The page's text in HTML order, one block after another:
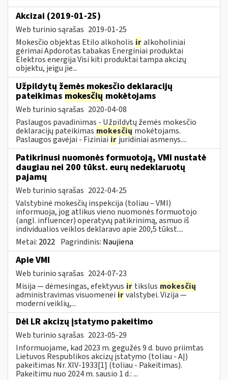
Akcizai (2019-01-25)
Web turinio sąrašas 2019-01-25
Mokesčio objektas Etilo alkoholis iralkoholiniai
gėrimai Apdorotas tabakas Energiniai produktai
Elektros energija Visi kiti produktai tampa akcizų
objektu, jeigu jie...
Užpildytų žemės mokesčio deklaracijų
pateikimas mokesčių mokėtojams
Web turinio sąrašas 2020-04-08
Paslaugos pavadinimas - Užpildytų žemės mokesčio
deklaracijų pateikimas mokesčių mokėtojams.
Paslaugos gavėjai - Fiziniaiirjuridiniai asmenys....
Patikrinusi nuomonės formuotoją, VMI nustatė
daugiau nei 200 tūkst. eurų nedeklaruotų
pajamų
Web turinio sąrašas 2022-04-25
Valstybinė mokesčių inspekcija (toliau – VMI)
informuoja, jog atlikus vieno nuomonės formuotojo
(angl. influencer) operatyvų patikrinimą, asmuo iš
individualios veiklos deklaravo apie 200,5 tūkst....
Metai: 2022 Pagrindinis: Naujiena
Apie VMI
Web turinio sąrašas 2024-07-23
Misija — dėmesingas, efektyvus ir tikslus mokesčių
administravimas visuomenei irvalstybei. Vizija —
moderni veiklių,...
Dėl LR akcizų įstatymo pakeitimo
Web turinio sąrašas 2023-05-29
Informuojame, kad 2023 m. gegužės 9 d. buvo priimtas
Lietuvos Respublikos akcizų įstatymo (toliau - AĮ)
pakeitimas Nr. XIV-1933[1] (toliau - Pakeitimas).
Pakeitimu nuo 2024 m. sausio 1 d.: ...